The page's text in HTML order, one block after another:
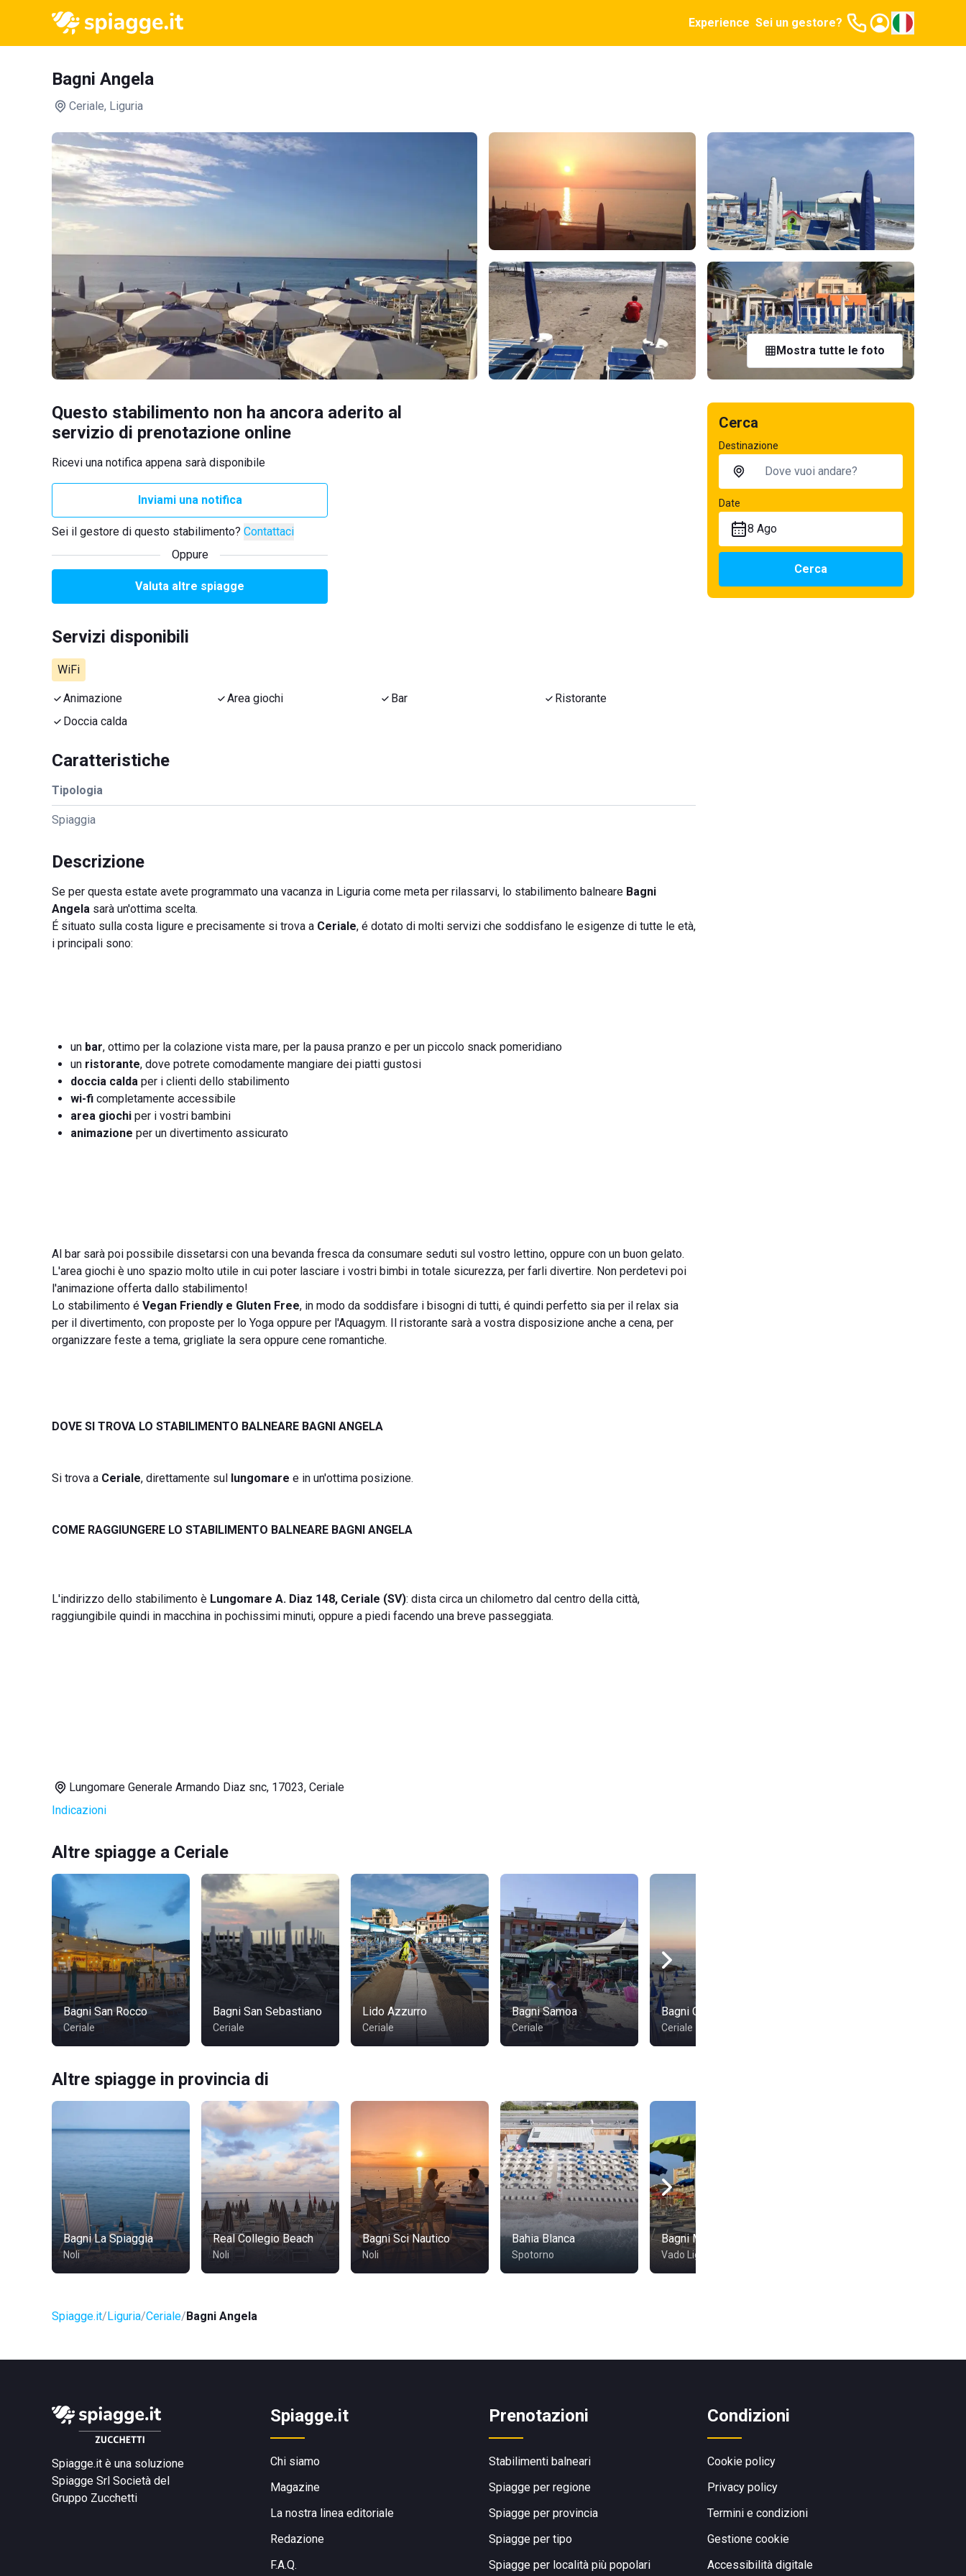
Experience Sei un gestore?
Bagni Angela
Ceriale, Liguria
Mostra tutte le foto
Questo stabilimento non ha ancora aderito al
servizio di prenotazione online
Ricevi una notifica appena sarà disponibile
Inviami una notifica
Sei il gestore di questo stabilimento? Contattaci
Oppure
Valuta altre spiagge
Servizi disponibili
WiFi
Animazione Area giochi Bar
Ristorante
Doccia calda
Caratteristiche
Tipologia
Spiaggia
Descrizione
Se per questa estate avete programmato una vacanza in Liguria come meta per rilassarvi, lo stabilimento balneare Bagni
Angela sarà un'ottima scelta.
É situato sulla costa ligure e precisamente si trova a Ceriale, é dotato di molti servizi che soddisfano le esigenze di tutte le età,
i principali sono:
un bar, ottimo per la colazione vista mare, per la pausa pranzo e per un piccolo snack pomeridiano
un ristorante, dove potrete comodamente mangiare dei piatti gustosi
doccia calda per i clienti dello stabilimento
wi-fi completamente accessibile
area giochi per i vostri bambini
animazione per un divertimento assicurato
Al bar sarà poi possibile dissetarsi con una bevanda fresca da consumare seduti sul vostro lettino, oppure con un buon gelato.
L'area giochi è uno spazio molto utile in cui poter lasciare i vostri bimbi in totale sicurezza, per farli divertire. Non perdetevi poi
l'animazione offerta dallo stabilimento!
Lo stabilimento é Vegan Friendly e Gluten Free, in modo da soddisfare i bisogni di tutti, é quindi perfetto sia per il relax sia
per il divertimento, con proposte per lo Yoga oppure per l'Aquagym. Il ristorante sarà a vostra disposizione anche a cena, per
organizzare feste a tema, grigliate la sera oppure cene romantiche.
DOVE SI TROVA LO STABILIMENTO BALNEARE BAGNI ANGELA
Si trova a Ceriale, direttamente sul lungomare e in un'ottima posizione.
COME RAGGIUNGERE LO STABILIMENTO BALNEARE BAGNI ANGELA
L'indirizzo dello stabilimento è Lungomare A. Diaz 148, Ceriale (SV): dista circa un chilometro dal centro della città,
raggiungibile quindi in macchina in pochissimi minuti, oppure a piedi facendo una breve passeggiata.
Lungomare Generale Armando Diaz snc, 17023, Ceriale
Indicazioni
Altre spiagge a Ceriale
Bagni San Rocco
Ceriale
Bagni San Sebastiano
Ceriale
Lido Azzurro
Ceriale
Bagni Samoa
Ceriale
Bagni Cavallino
Ceriale
Altre spiagge in provincia di
Bagni La Spiaggia
Noli
Real Collegio Beach
Noli
Bagni Sci Nautico
Noli
Bahia Blanca
Spotorno
Bagni Madonnetta
Vado Ligure
Spiagge.it Liguria Ceriale Bagni Angela
Cerca
Destinazione
Date
8 Ago
Cerca
Spiagge.it è una soluzione
Spiagge Srl Società del
Gruppo Zucchetti
Spiagge.it
Chi siamo
Magazine
La nostra linea editoriale
Redazione
F.A.Q.
Prenotazioni
Stabilimenti balneari
Spiagge per regione
Spiagge per provincia
Spiagge per tipo
Spiagge per località più popolari
Condizioni
Cookie policy
Privacy policy
Termini e condizioni
Gestione cookie
Accessibilità digitale